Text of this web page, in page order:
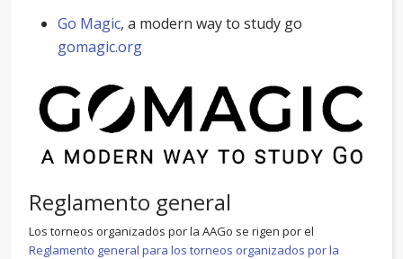
Go Magic, a modern way to study go
gomagic.org
Reglamento general
Los torneos organizados por la AAGo se rigen por el
Reglamento general para los torneos organizados por la